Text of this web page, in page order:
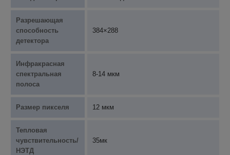
Разрешающая
способность
детектора
384×288
Инфракрасная
спектральная
полоса
8-14 мкм
Размер пикселя 12 мкм
Тепловая
чувствительность/
НЭТД
35мк